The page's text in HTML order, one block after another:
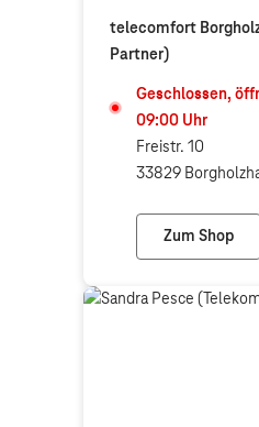
telecomfort
Partner)
Geschlossen,
09:00 Uhr
Freistr. 10
33829
Zum Shop